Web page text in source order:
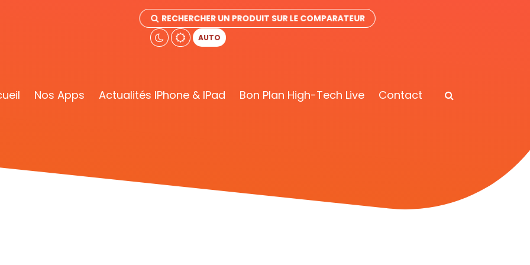
RECHERCHER UN PRODUIT SUR LE COMPARATEUR
AUTO
Nos Apps Actualités IPhone & IPad Bon Plan High-Tech Live Contact